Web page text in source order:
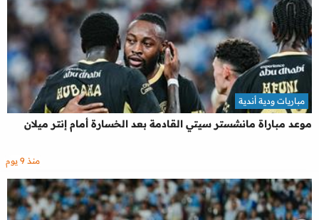
موعد مباراة مانشستر سيتي القادمة بعد الخسارة أمام إنتر ميلان
مباريات ودية أندية
منذ 9 يوم